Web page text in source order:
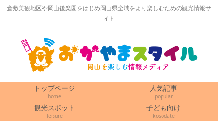
倉敷美観地区や岡山後楽園をはじめ岡山県全域をより楽しむための観光情報サ
イト
トップページ
home
人気記事
popular
観光スポット
leisure
子ども向け
kosodate